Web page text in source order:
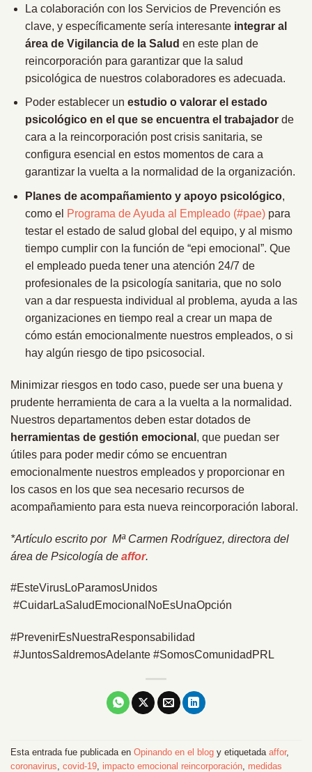
La colaboración con los Servicios de Prevención es
clave, y específicamente sería interesante integrar al
área de Vigilancia de la Salud en este plan de
reincorporación para garantizar que la salud
psicológica de nuestros colaboradores es adecuada.
Poder establecer un estudio o valorar el estado
psicológico en el que se encuentra el trabajadorde
cara a la reincorporación post crisis sanitaria, se
configura esencial en estos momentos de cara a
garantizar la vuelta a la normalidad de la organización.
Planes de acompañamiento y apoyo psicológico,
como el Programa de Ayuda al Empleado (#pae)para
testar el estado de salud global del equipo, y al mismo
tiempo cumplir con la función de “epi emocional”. Que
el empleado pueda tener una atención 24/7 de
profesionales de la psicología sanitaria, que no solo
van a dar respuesta individual al problema, ayuda a las
organizaciones en tiempo real a crear un mapa de
cómo están emocionalmente nuestros empleados, o si
hay algún riesgo de tipo psicosocial.
Minimizar riesgos en todo caso, puede ser una buena y
prudente herramienta de cara a la vuelta a la normalidad.
Nuestros departamentos deben estar dotados de
herramientas de gestión emocional , que puedan ser
útiles para poder medir cómo se encuentran
emocionalmente nuestros empleados y proporcionar en
los casos en los que sea necesario recursos de
acompañamiento para esta nueva reincorporación laboral.
*Artículo escrito por Mª Carmen Rodríguez, directora del
área de Psicología de affor.
#EsteVirusLoParamosUnidos
#CuidarLaSaludEmocionalNoEsUnaOpción
#PrevenirEsNuestraResponsabilidad
#JuntosSaldremosAdelante #SomosComunidadPRL
Esta entrada fue publicada en Opinando en el blog y etiquetada affor,
coronavirus covid-19 impacto emocional reincorporación medidas